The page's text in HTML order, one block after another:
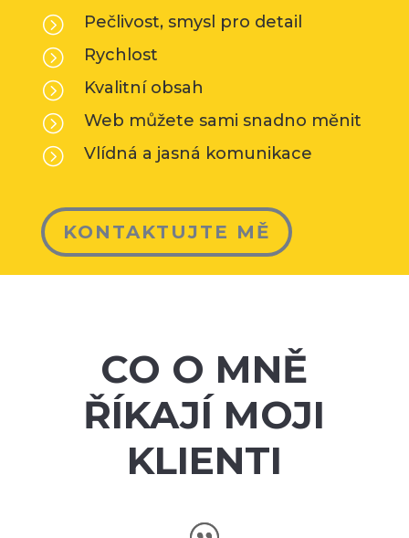
= Pečlivost, smysl pro detail
= Rychlost
= Kvalitní obsah
= Web můžete sami snadno měnit
= Vlídná a jasná komunikace
KONTAKTUJTE MĚ
CO O MNĚ
ŘÍKAJÍ MOJI
KLIENTI